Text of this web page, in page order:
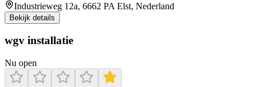
Industrieweg 12a, 6662 PA Elst, Nederland
Bekijk details
wgv installatie
Nu open